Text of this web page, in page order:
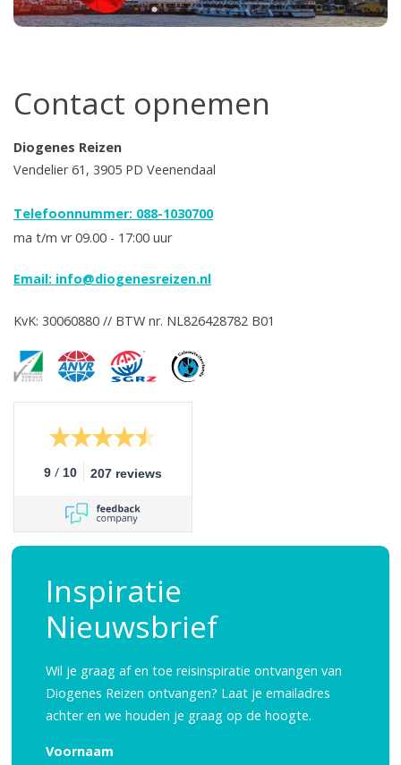
Contact opnemen
Diogenes Reizen
Vendelier 61, 3905 PD Veenendaal
Telefoonnummer: 088-1030700
ma t/m vr 09.00 - 17:00 uur
Email: info@diogenesreizen.nl
KvK: 30060880 // BTW nr. NL826428782 B01
9 / 10 207 reviews
Inspiratie
Nieuwsbrief
Wil je graag af en toe reisinspiratie ontvangen van
Diogenes Reizen ontvangen? Laat je emailadres
achter en we houden je graag op de hoogte.
Voornaam